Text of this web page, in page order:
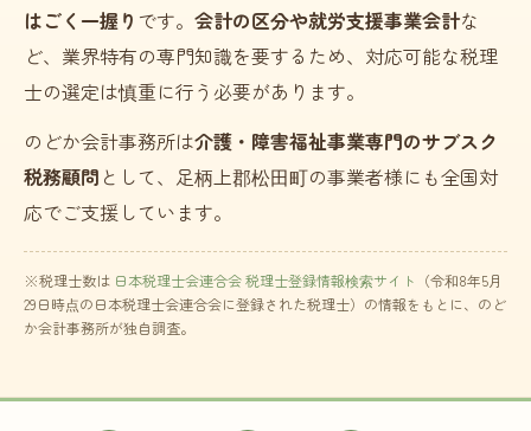
はごく一握り です。 会計の区分や就労支援事業会計な
ど、業界特有の専門知識を要するため、対応可能な税理
士の選定は慎重に行う必要があります。
のどか会計事務所は介護・障害福祉事業専門のサブスク
税務顧問 として、足柄上郡松田町の事業者様にも全国対
応でご支援しています。
※税理士数は 日本税理士会連合会 税理士登録情報検索サイト （令和8年5月
29日時点の日本税理士会連合会に登録された税理士）の情報をもとに、のど
か会計事務所が独自調査。